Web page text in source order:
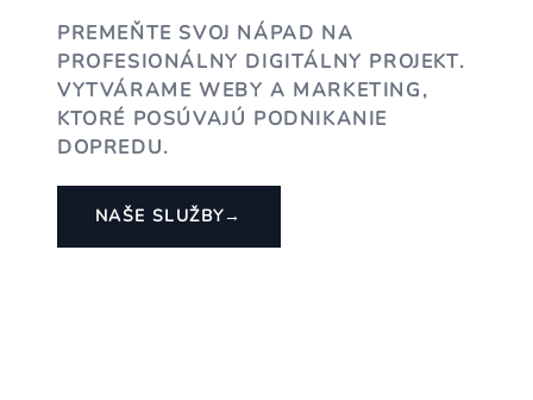
PREMEŇTE SVOJ NÁPAD NA
PROFESIONÁLNY DIGITÁLNY PROJEKT.
VYTVÁRAME WEBY A MARKETING,
KTORÉ POSÚVAJÚ PODNIKANIE
DOPREDU.
NAŠE SLUŽBY→